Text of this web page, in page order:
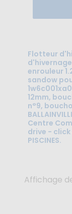
Flotteur
enrouleur
sandow
12mm,
n°9,
Centre
drive - click
PISCINES.
Affichage